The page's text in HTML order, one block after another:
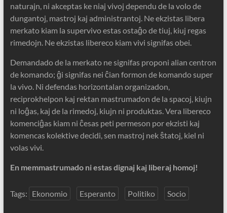
naturajn, ni akceptas ke niaj vivoj dependu de la volo de
dungantoj, mastroj kaj administrantoj. Ne ekzistas libera
merkato kiam la supervivo estas ostaĝo de tiuj, kiuj regas
rimedojn. Ne ekzistas libereco kiam vivi signifas obei.
Demandado de la merkato ne signifas proponi alian centron
de komando; ĝi signifas nei ĉian formon de komando super
la vivo. Ni defendas horizontalan organizadon,
reciprokhelpon kaj rektan mastrumadon de la spacoj, kiujn
ni loĝas, kaj de la rimedoj, kiujn ni produktas. Vera libereco
komenciĝas kiam ni ĉesas peti permeson por ekzisti kaj
komencas kolektive decidi, sen mastroj nek ŝtatoj, kiel ni
volas vivi.
En memmastrumado ni estas dignaj kaj liberaj homoj!
Tags: Ekonomio Esperanto Politiko Socio